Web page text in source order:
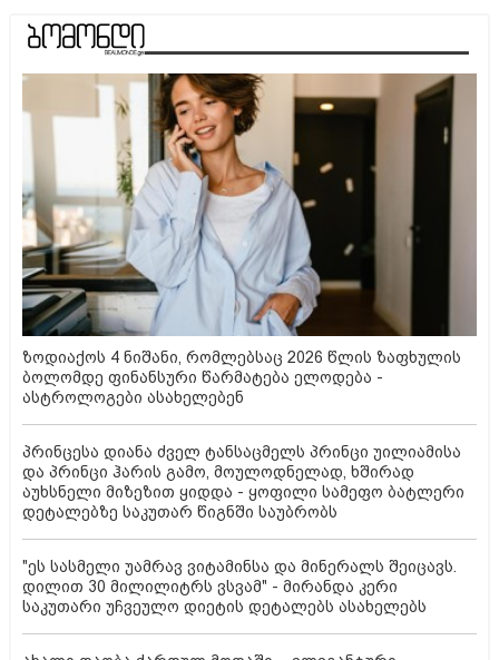
ზოდიაქოს 4 ნიშანი, რომლებსაც 2026 წლის ზაფხულის
ბოლომდე ფინანსური წარმატება ელოდება -
ასტროლოგები ასახელებენ
პრინცესა დიანა ძველ ტანსაცმელს პრინცი უილიამისა
და პრინცი ჰარის გამო, მოულოდნელად, ხშირად
აუხსნელი მიზეზით ყიდდა - ყოფილი სამეფო ბატლერი
დეტალებზე საკუთარ წიგნში საუბრობს
"ეს სასმელი უამრავ ვიტამინსა და მინერალს შეიცავს.
დილით 30 მილილიტრს ვსვამ" - მირანდა კერი
საკუთარი უჩვეულო დიეტის დეტალებს ასახელებს